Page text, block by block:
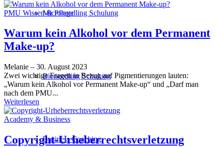
Microneedling Schulung
Bioneedling Schulung
Business Coaching
PMU Wissen & Pflege
Warum kein Alkohol vor dem Permanent
Make-up?
Melanie – 30. August 2023
Zwei wichtige Fragen in Bezug auf Pigmentierungen lauten:
„Warum kein Alkohol vor Permanent Make-up“ und „Darf man
nach dem PMU...
Weiterlesen
Academy & Business
Copyright-Urheberrechtsverletzung